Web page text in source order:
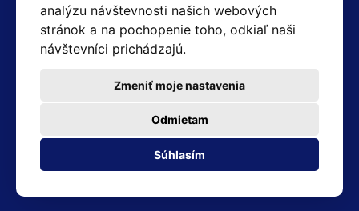
analýzu návštevnosti našich webových
stránok a na pochopenie toho, odkiaľ naši
návštevníci prichádzajú.
Súhlasím
Odmietam
Zmeniť moje nastavenia
Technické oddelenie
+420 603 355 085 (Po–Pia: 8:00 – 16:00)
servis@hotair.cz
Výdaj tovaru (Ostrava): Po-Pia: 8:00 - 16:00
Platba len v hotovosti
Adresa predajne